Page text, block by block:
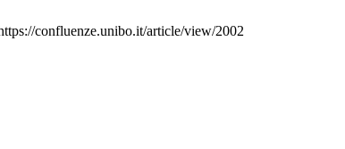
confluenze.unibo.it/article/view/2002